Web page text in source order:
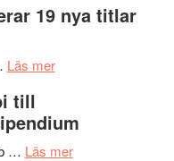
19 nya titlar
Läs merom
West
presenterar
till
… Läs merom